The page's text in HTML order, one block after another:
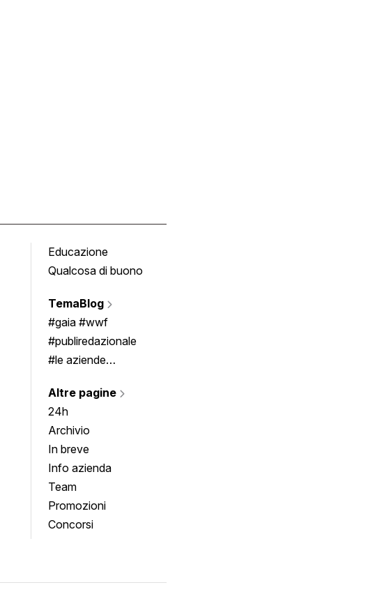
Educazione
Qualcosa di buono
TemaBlog
#gaia #wwf
#publiredazionale
#le aziende
Altre pagine
24h
Archivio
In breve
Info azienda
Team
Promozioni
Concorsi